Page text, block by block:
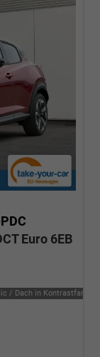
Euro 6EB
/ Dach in Kontrastfarbe